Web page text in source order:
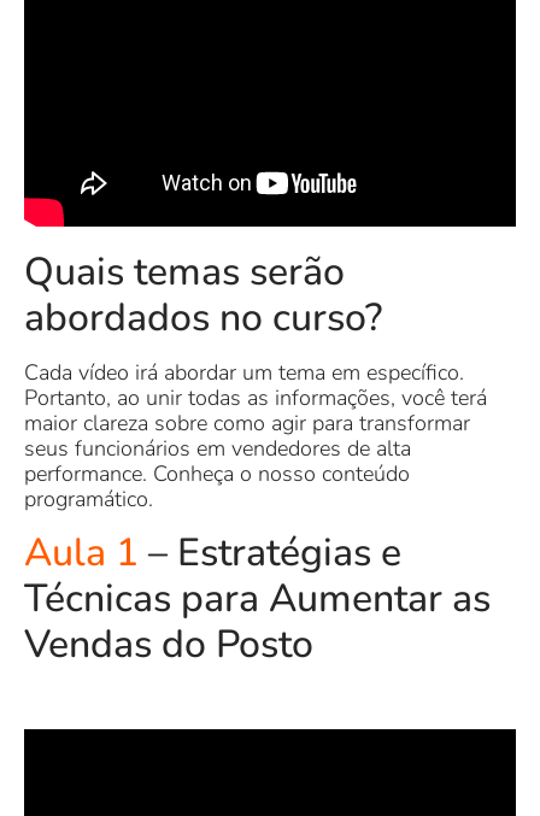
Quais temas serão
abordados no curso?
Cada vídeo irá abordar um tema em específico.
Portanto, ao unir todas as informações, você terá
maior clareza sobre como agir para transformar
seus funcionários em vendedores de alta
performance. Conheça o nosso conteúdo
programático.
Aula 1 – Estratégias e
Técnicas para Aumentar as
Vendas do Posto